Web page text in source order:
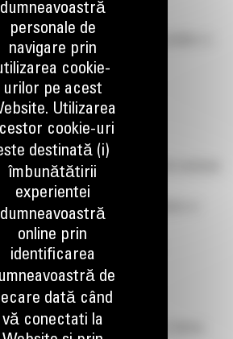
ordinul de misiune;
cu privire la evoluția intervențiilor si
executarea lucrărilor;
de protecția muncii
bonusuri de performanță.
de decontare a unor cheltuieli medicale
an;
include gratuit consultatii, analize si
cu ocazia zilei de 1 Iunie si a
activitatea de teren, telefon, laptop
dumneavoastră
personale de
navigare prin
cookie-
urilor pe acest
Utilizarea
cookie-uri
destinată (i)
îmbunătătirii
experientei
dumneavoastră
online prin
identificarea
de
dată când
vă conectati la